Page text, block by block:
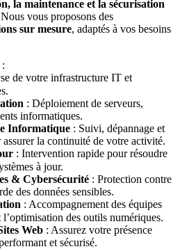
la maintenance et la sécurisation
vous proposons des
sur mesure, adaptés à vos besoins
:
de votre infrastructure IT et
: Déploiement de serveurs,
informatiques.
Informatique : Suivi, dépannage et
la continuité de votre activité.
: Intervention rapide pour résoudre
à jour.
& Cybersécurité : Protection contre
des données sensibles.
: Accompagnement des équipes
l’optimisation des outils numériques.
Web : Assurez votre présence
et sécurisé.